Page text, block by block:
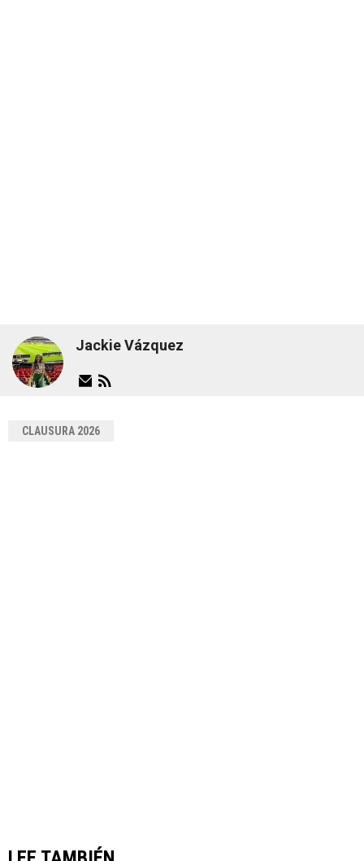
Jackie Vázquez
CLAUSURA 2026